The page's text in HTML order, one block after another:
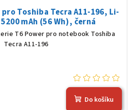
Toshiba Tecra A11-196, Li-
mAh (56 Wh), černá
T6 Power pro notebook Toshiba
Tecra A11-196
Do košíku